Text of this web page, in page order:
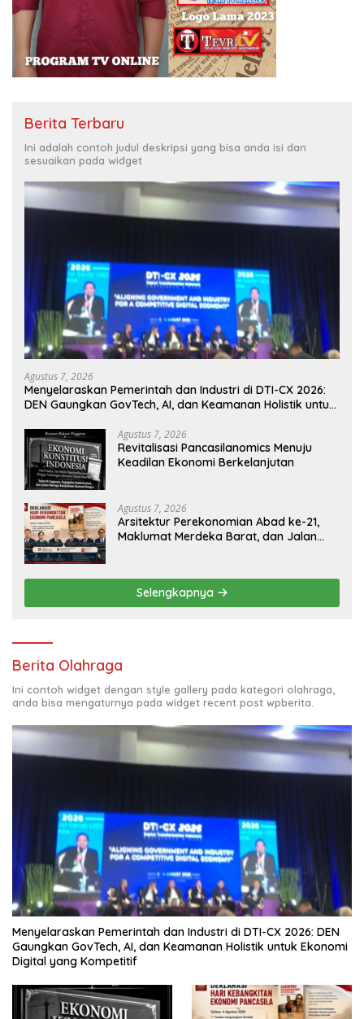
Berita Terbaru
Ini adalah contoh judul deskripsi yang bisa anda isi dan
sesuaikan pada widget
Agustus 7, 2026
Menyelaraskan Pemerintah dan Industri di DTI-CX 2026:
DEN Gaungkan GovTech, AI, dan Keamanan Holistik untuk
Agustus 7, 2026
Revitalisasi Pancasilanomics Menuju
Keadilan Ekonomi Berkelanjutan
Agustus 7, 2026
Arsitektur Perekonomian Abad ke-21,
Maklumat Merdeka Barat, dan Jalan
Selengkapnya
Berita Olahraga
Ini contoh widget dengan style gallery pada kategori olahraga,
anda bisa mengaturnya pada widget recent post wpberita.
Menyelaraskan Pemerintah dan Industri di DTI-CX 2026: DEN
Gaungkan GovTech, AI, dan Keamanan Holistik untuk Ekonomi
Digital yang Kompetitif